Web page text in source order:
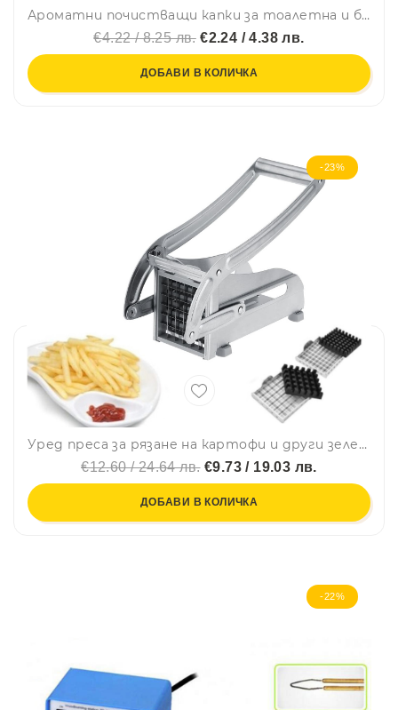
Ароматни почистващи капки за тоалетна и баня РОЗА Only A Drop - Casa Labico, 10 мл
€4.22 / 8.25 лв.€2.24 / 4.38 лв.
ДОБАВИ В КОЛИЧКА
-23%
Уред преса за рязане на картофи и други зеленчуци от неръждаема стомана с приставки
€12.60 / 24.64 лв.€9.73 / 19.03 лв.
ДОБАВИ В КОЛИЧКА
-22%